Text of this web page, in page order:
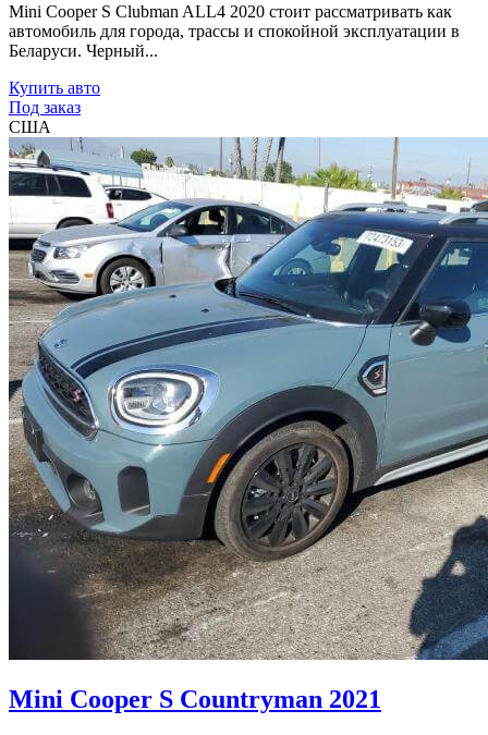
Mini Cooper S Clubman ALL4 2020 стоит рассматривать как
автомобиль для города, трассы и спокойной эксплуатации в
Беларуси. Черный...
Купить авто
Под заказ
США
Mini Cooper S Countryman 2021